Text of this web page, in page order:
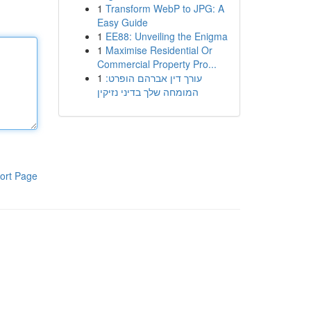
Page
1 Transform WebP to JPG: A
Easy Guide
1 EE88: Unveiling the Enigma
1 Maximise Residential Or
Commercial Property Pro...
1 עורך דין אברהם הופרט:
המומחה שלך בדיני נזיקין